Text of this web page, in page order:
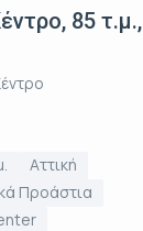
85 τ.μ.,
Αττική
Προάστια